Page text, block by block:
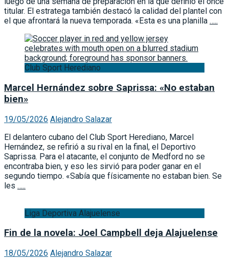
titular. El estratega también destacó la calidad del plantel con
el que afrontará la nueva temporada. «Esta es una planilla …..
Club Sport Herediano
Marcel Hernández sobre Saprissa: «No estaban
bien»
19/05/2026 Alejandro Salazar
El delantero cubano del Club Sport Herediano, Marcel
Hernández, se refirió a su rival en la final, el Deportivo
Saprissa. Para el atacante, el conjunto de Medford no se
encontraba bien, y eso les sirvió para poder ganar en el
segundo tiempo. «Sabía que físicamente no estaban bien. Se
les …..
Liga Deportiva Alajuelense
Fin de la novela: Joel Campbell deja Alajuelense
18/05/2026 Alejandro Salazar